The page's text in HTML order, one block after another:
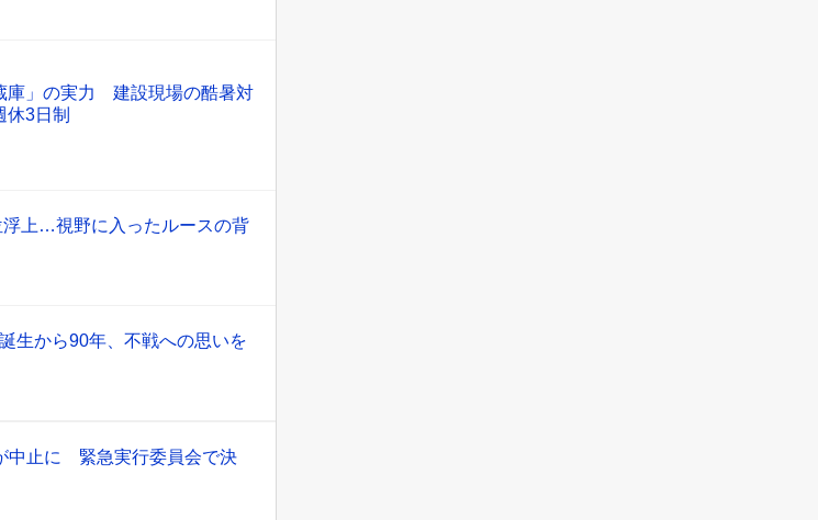
庫」の実力 建設現場の酷暑対
3日制
上…視野に入ったルースの背
生から90年、不戦への思いを
中止に 緊急実行委員会で決